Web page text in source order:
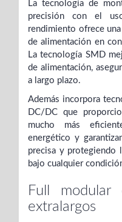
La tecnología de
precisión con el
rendimiento ofrece
de alimentación en
La tecnología SMD
de alimentación,
a largo plazo.
Además incorpora
DC/DC que
mucho más
energético y
precisa y protegiendo
bajo cualquier
Full modular
extralargos